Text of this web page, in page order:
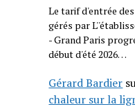
Le tarif d'entrée
gérés par
- Grand Paris
début d'été 2026…
Gérard Bardier
chaleur sur la